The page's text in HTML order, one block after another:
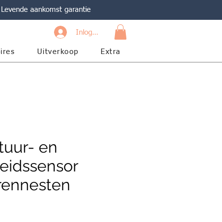
Levende aankomst garantie
Inloggen
Uitverkoop Extra
en